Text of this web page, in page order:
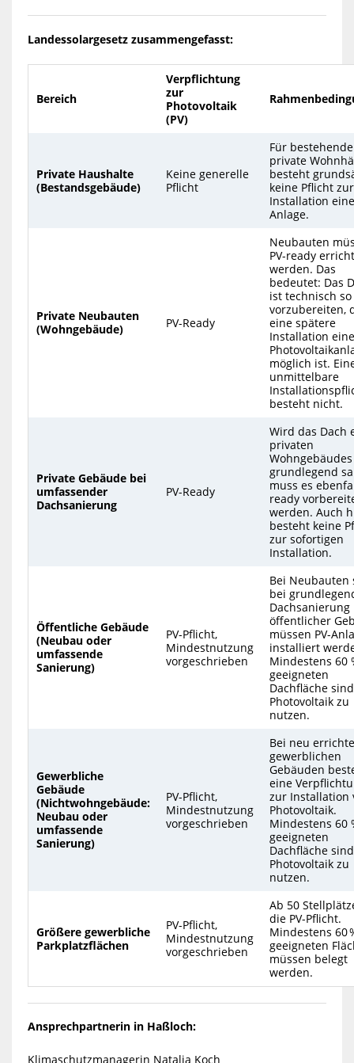
Landessolargesetz zusammengefasst:
Bereich
Verpflichtung
zur
Photovoltaik
(PV)
Private Haushalte
(Bestandsgebäude)
Keine generelle
Pflicht
Für bestehende
private
besteht
keine Pflicht zur
Installation
Anlage.
Private Neubauten
(Wohngebäude)
PV-Ready
Neubauten
PV-ready
werden. Das
bedeutet: Das
ist technisch so
vorzubereiten,
eine spätere
Installation
möglich ist.
unmittelbare
besteht nicht.
Private Gebäude bei
umfassender
Dachsanierung
PV-Ready
Wird das Dach
privaten
Wohngebäudes
grundlegend
muss es
ready
werden. Auch
besteht keine
zur sofortigen
Installation.
Öffentliche Gebäude
(Neubau oder
umfassende
Sanierung)
PV-Pflicht,
Mindestnutzung
vorgeschrieben
Bei Neubauten
bei
Dachsanierung
öffentlicher
müssen PV-
installiert
Mindestens 60
geeigneten
Dachfläche
Photovoltaik zu
nutzen.
Gewerbliche
Gebäude
(Nichtwohngebäude:
Neubau oder
umfassende
Sanierung)
PV-Pflicht,
Mindestnutzung
vorgeschrieben
Bei neu
gewerblichen
Gebäuden
eine
zur Installation
Photovoltaik.
Mindestens 60
geeigneten
Dachfläche
Photovoltaik zu
nutzen.
Größere gewerbliche
Parkplatzflächen
PV-Pflicht,
Mindestnutzung
vorgeschrieben
Ab 50
die PV-Pflicht.
Mindestens 60
geeigneten
müssen belegt
werden.
Ansprechpartnerin in Haßloch:
Klimaschutzmanagerin Natalia Koch